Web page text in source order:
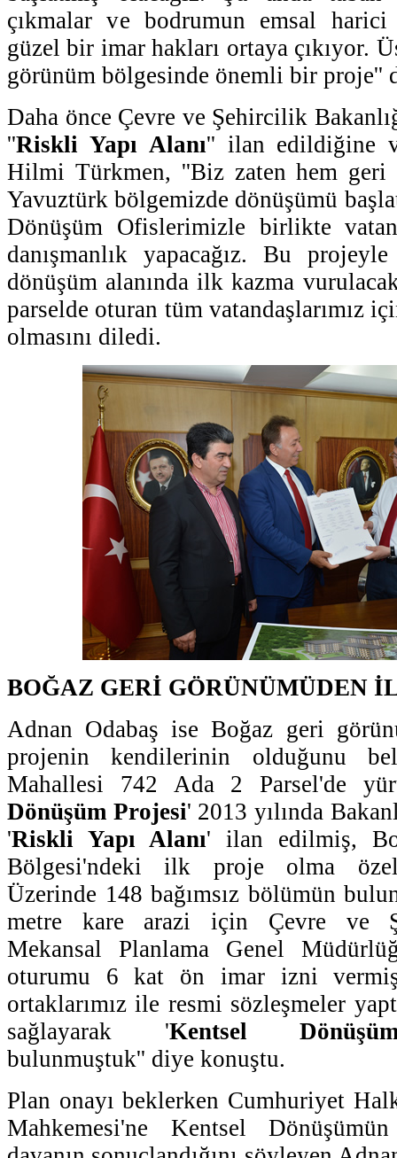
çıkmalar ve bodrumun emsal
güzel bir imar hakları ortaya çıkıyor.
görünüm bölgesinde önemli bir proje''
Daha önce Çevre ve Şehircilik
''Riskli Yapı Alanı'' ilan edildiğine
Hilmi Türkmen, ''Biz zaten hem geri
Yavuztürk bölgemizde dönüşümü
Dönüşüm Ofislerimizle birlikte
danışmanlık yapacağız. Bu
dönüşüm alanında ilk kazma
parselde oturan tüm vatandaşlarımız
olmasını diledi.
BOĞAZ GERİ GÖRÜNÜMÜDEN
Adnan Odabaş ise Boğaz geri
projenin kendilerinin olduğunu
Mahallesi 742 Ada 2 Parsel'de
Dönüşüm Projesi' 2013 yılında
'Riskli Yapı Alanı' ilan edilmiş,
Bölgesi'ndeki ilk proje olma
Üzerinde 148 bağımsız bölümün
metre kare arazi için Çevre ve
Mekansal Planlama Genel
oturumu 6 kat ön imar izni
ortaklarımız ile resmi sözleşmeler
sağlayarak 'Kentsel
bulunmuştuk'' diye konuştu.
Plan onayı beklerken Cumhuriyet
Mahkemesi'ne Kentsel